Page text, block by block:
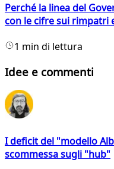
Perché la linea del
con le cifre sui rimpatri
1 min di lettura
Idee e commenti
I deficit del "modello
scommessa sugli "hub"